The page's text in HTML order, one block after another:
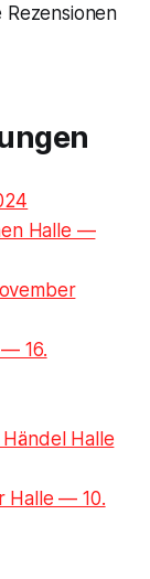
Rezensionen
Halle —
16.
Halle
Halle — 10.